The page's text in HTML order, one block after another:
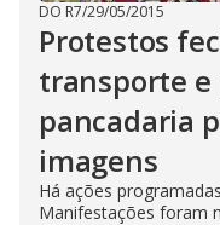
DO R7/29/05/2015
Protestos
transporte e
pancadaria
imagens
Há ações
Manifestações foram